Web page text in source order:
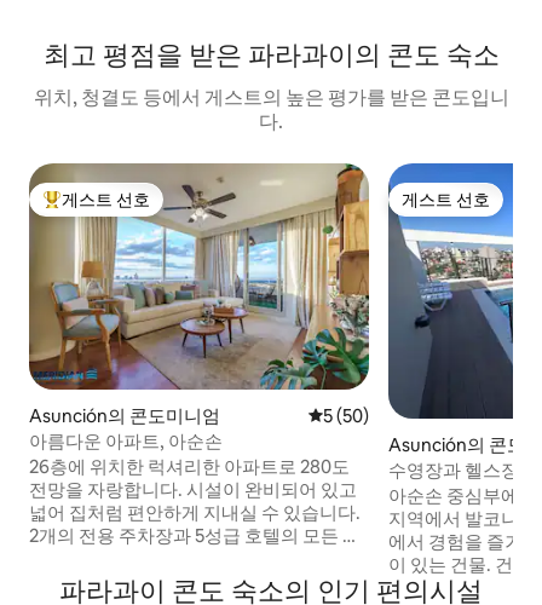
최고 평점을 받은 파라과이의 콘도 숙소
위치, 청결도 등에서 게스트의 높은 평가를 받은 콘도입니
다.
상위 게스트 선호
게스트 선호
Asunción의 콘도미니엄 평점 5점(5점 만점), 후기 50
5 (50)
아름다운 아파트, 아순손
26층에 위치한 럭셔리한 아파트로 280도
전망을 자랑합니다. 시설이 완비되어 있고
넓어 집처럼 편안하게 지내실 수 있습니다.
2개의 전용 주차장과 5성급 호텔의 모든 편
비뉴는 아순손에서 최고의 위치입니다. 이
게스트 선호
게스트 선호
Asunción의 콘도
수영장과 헬스장
아순손 중심부에
지역에서 발코니
에서 경험을 즐겨
이 있는 건물. 건물
크로센터 근처의
파라과이 콘도 숙소의 인기 편의시설